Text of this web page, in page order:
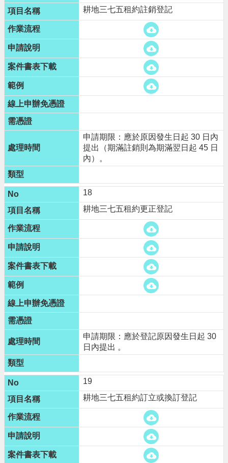
耕地三七五租約註銷登記
申請期限：應於原因發生日起 30 日內
提出（期滿註銷則為期滿翌日起 45 日
內）。
18
耕地三七五租約更正登記
申請期限：應於登記原因發生日起 30
日內提出 。
19
耕地三七五租約訂立或換訂登記